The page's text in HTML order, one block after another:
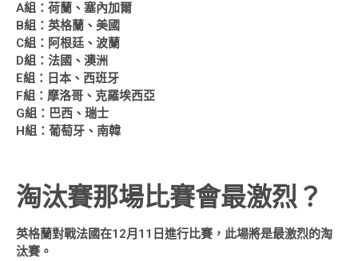
A組：荷蘭、塞內加爾
B組：英格蘭、美國
C組：阿根廷、波蘭
D組：法國、澳洲
E組：日本、西班牙
F組：摩洛哥、克羅埃西亞
G組：巴西、瑞士
H組：葡萄牙、南韓
淘汰賽那場比賽會最激烈？
英格蘭對戰法國在12月11日進行比賽，此場將是最激烈的淘
汰賽。